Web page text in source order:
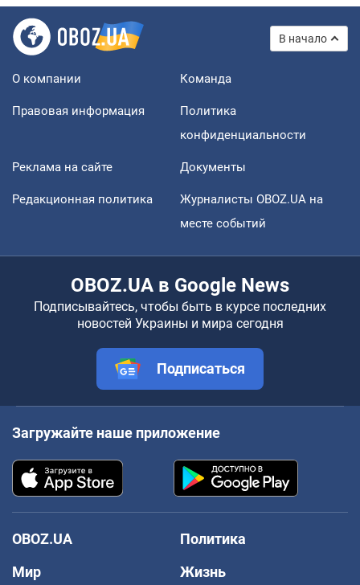
В начало
О компании Команда
Правовая информация
Политика
конфиденциальности
Реклама на сайте Документы
Редакционная политика
Журналисты OBOZ.UA на
месте событий
OBOZ.UA в Google News
Подписывайтесь, чтобы быть в курсе последних
новостей Украины и мира сегодня
Подписаться
Загружайте наше приложение
OBOZ.UA
Политика
Мир
Жизнь